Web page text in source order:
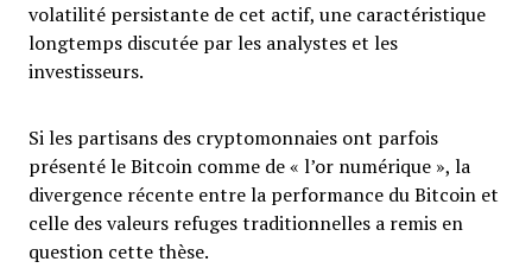
volatilité persistante de cet actif, une caractéristique
longtemps discutée par les analystes et les
investisseurs.
Si les partisans des cryptomonnaies ont parfois
présenté le Bitcoin comme de « l’or numérique », la
divergence récente entre la performance du Bitcoin et
celle des valeurs refuges traditionnelles a remis en
question cette thèse.